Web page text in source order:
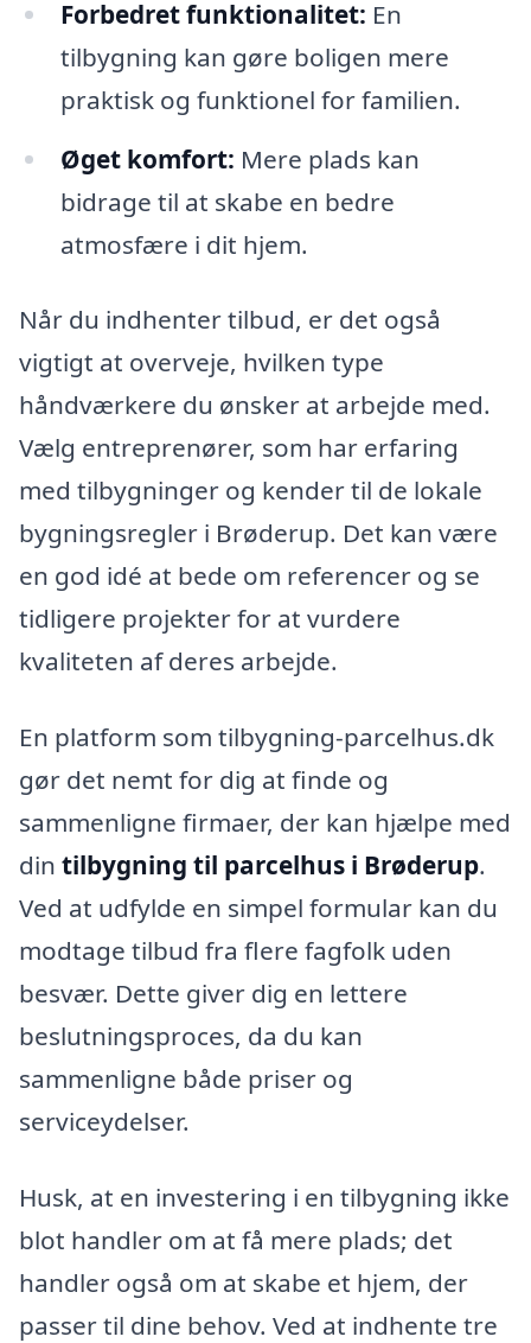
Forbedret funktionalitet: En
tilbygning kan gøre boligen mere
praktisk og funktionel for familien.
Øget komfort: Mere plads kan
bidrage til at skabe en bedre
atmosfære i dit hjem.
Når du indhenter tilbud, er det også
vigtigt at overveje, hvilken type
håndværkere du ønsker at arbejde med.
Vælg entreprenører, som har erfaring
med tilbygninger og kender til de lokale
bygningsregler i Brøderup. Det kan være
en god idé at bede om referencer og se
tidligere projekter for at vurdere
kvaliteten af deres arbejde.
En platform som tilbygning-parcelhus.dk
gør det nemt for dig at finde og
sammenligne firmaer, der kan hjælpe med
din tilbygning til parcelhus i Brøderup.
Ved at udfylde en simpel formular kan du
modtage tilbud fra flere fagfolk uden
besvær. Dette giver dig en lettere
beslutningsproces, da du kan
sammenligne både priser og
serviceydelser.
Husk, at en investering i en tilbygning ikke
blot handler om at få mere plads; det
handler også om at skabe et hjem, der
passer til dine behov. Ved at indhente tre